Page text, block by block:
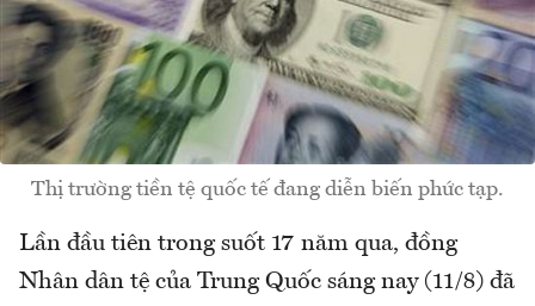
Thị trường tiền tệ quốc tế đang diễn biến phức tạp.
Lần đầu tiên trong suốt 17 năm qua, đồng
Nhân dân tệ của Trung Quốc sáng nay (11/8) đã